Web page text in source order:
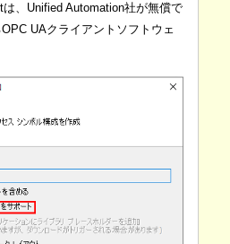
は、Unified Automation社が無償で
UAクライアントソフトウェ